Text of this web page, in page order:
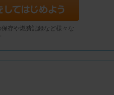
存や燃費記録など様々な